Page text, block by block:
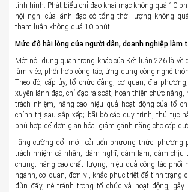
tình hình. Phát biểu chỉ đạo khai mạc không quá 10
hội nghị của lãnh đạo có tổng thời lượng không
tham luận không quá 10 phút.
Mức độ hài lòng của người dân, doanh nghiệp làm
Một nội dung quan trọng khác của Kết luận 226 là
làm việc, phối hợp công tác, ứng dụng công nghệ
Theo đó, cấp ủy, tổ chức đảng, cơ quan, địa
xuyên lãnh đạo, chỉ đạo rà soát, hoàn thiện chức năng,
trách nhiệm, nâng cao hiệu quả hoạt động của tổ
chính trị sau sắp xếp; bãi bỏ các quy trình, thủ tục
phù hợp để đơn giản hóa, giảm gánh nặng cho cấp
Tăng cường đổi mới, cải tiến phương thức, phương
trách nhiệm cá nhân, dám nghĩ, dám làm, dám chịu
chung; nâng cao chất lượng, hiệu quả công tác phối
ngành, cơ quan, đơn vị, khắc phục triệt để tình trạng
đùn đẩy, né tránh trong tổ chức và hoạt động, gây